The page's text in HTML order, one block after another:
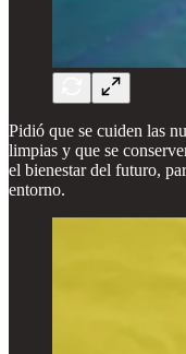
Pidió que se cuiden las
limpias y que se
el bienestar del futuro,
entorno.